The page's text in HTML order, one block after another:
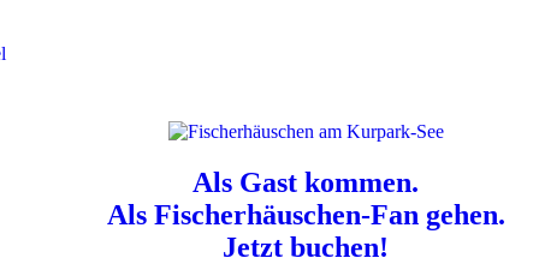
Als Gast kommen.
Als Fischerhäuschen-Fan gehen.
Jetzt buchen!